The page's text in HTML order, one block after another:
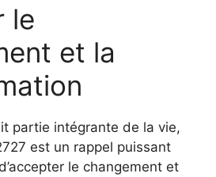
le
et la
partie intégrante de la vie,
est un rappel puissant
le changement et